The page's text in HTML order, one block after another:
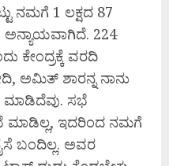
ನಮಗೆ 1 ಲಕ್ಷದ 87
224
ಕೇಂದ್ರಕ್ಕೆ ವರದಿ
ಅಮಿತ್ ಶಾರನ್ನ ನಾನು
ಮಾಡಿದೆವು. ಸಭೆ
ಇದರಿಂದ ನಮಗೆ
ಬಂದಿಲ್ಲ. ಅವರ